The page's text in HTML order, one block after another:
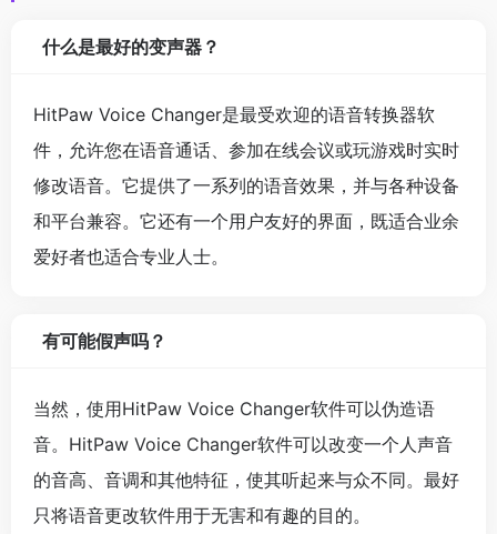
什么是最好的变声器？
HitPaw Voice Changer是最受欢迎的语音转换器软
件，允许您在语音通话、参加在线会议或玩游戏时实时
修改语音。它提供了一系列的语音效果，并与各种设备
和平台兼容。它还有一个用户友好的界面，既适合业余
爱好者也适合专业人士。
有可能假声吗？
当然，使用HitPaw Voice Changer软件可以伪造语
音。HitPaw Voice Changer软件可以改变一个人声音
的音高、音调和其他特征，使其听起来与众不同。最好
只将语音更改软件用于无害和有趣的目的。